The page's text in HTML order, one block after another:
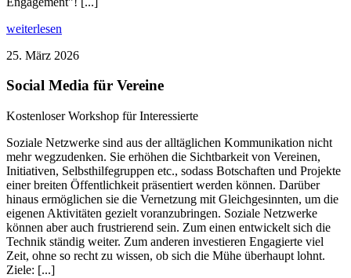
weiterlesen
25. März 2026
Social Media für Vereine
Kostenloser Workshop für Interessierte
Soziale Netzwerke sind aus der alltäglichen Kommunikation nicht
mehr wegzudenken. Sie erhöhen die Sichtbarkeit von Vereinen,
Initiativen, Selbsthilfegruppen etc., sodass Botschaften und Projekte
einer breiten Öffentlichkeit präsentiert werden können. Darüber
hinaus ermöglichen sie die Vernetzung mit Gleichgesinnten, um die
eigenen Aktivitäten gezielt voranzubringen. Soziale Netzwerke
können aber auch frustrierend sein. Zum einen entwickelt sich die
Technik ständig weiter. Zum anderen investieren Engagierte viel
Zeit, ohne so recht zu wissen, ob sich die Mühe überhaupt lohnt.
Ziele: [...]